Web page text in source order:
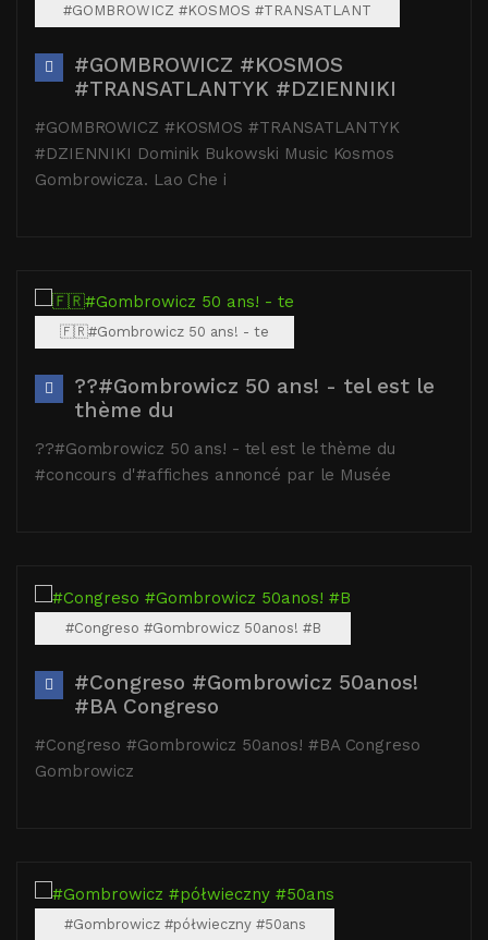
#GOMBROWICZ #KOSMOS #TRANSATLANT
#GOMBROWICZ #KOSMOS
#TRANSATLANTYK #DZIENNIKI
#GOMBROWICZ #KOSMOS #TRANSATLANTYK
#DZIENNIKI Dominik Bukowski Music Kosmos
Gombrowicza. Lao Che i
🇫🇷#Gombrowicz 50 ans! - te
??#Gombrowicz 50 ans! - tel est le
thème du
??#Gombrowicz 50 ans! - tel est le thème du
#concours d'#affiches annoncé par le Musée
#Congreso #Gombrowicz 50anos! #B
#Congreso #Gombrowicz 50anos!
#BA Congreso
#Congreso #Gombrowicz 50anos! #BA Congreso
Gombrowicz
#Gombrowicz #półwieczny #50ans